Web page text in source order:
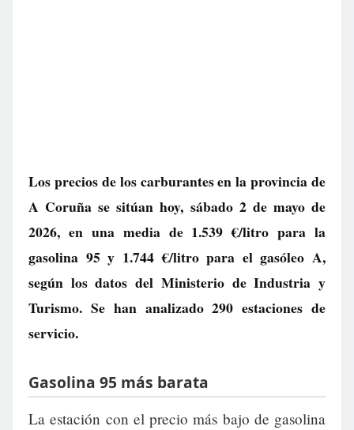
Los precios de los carburantes en la provincia de
A Coruña se sitúan hoy, sábado 2 de mayo de
2026, en una media de 1.539 €/litro para la
gasolina 95 y 1.744 €/litropara el gasóleo A,
según los datos del Ministerio de Industria y
Turismo. Se han analizado 290 estaciones de
servicio.
Gasolina 95 más barata
La estación con el precio más bajo de gasolina